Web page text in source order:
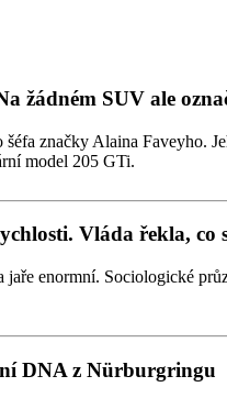
žádném SUV ale
značky Alaina Faveyho.
model 205 GTi.
Vláda řekla, co
enormní. Sociologické
DNA z Nürburgringu